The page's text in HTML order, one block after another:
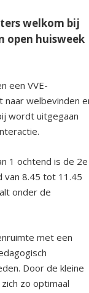
welkom bij
open huisweek
een VVE-
welbevinden
wordt uitgegaan
1 ochtend is de 2e
van 8.45 tot 11.45
onder de
met een
Door de kleine
zo optimaal